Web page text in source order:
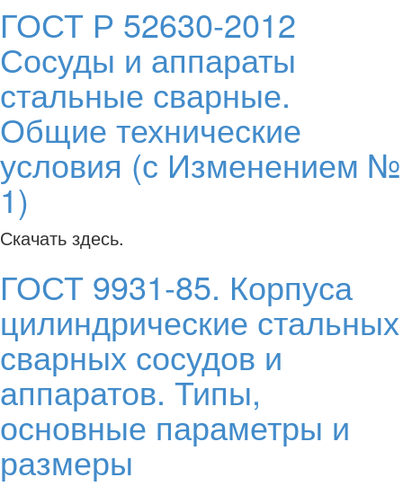
ГОСТ Р 52630-2012
Сосуды и аппараты
стальные сварные.
Общие технические
условия (с Изменением №
1)
Скачать здесь.
ГОСТ 9931-85. Корпуса
цилиндрические стальных
сварных сосудов и
аппаратов. Типы,
основные параметры и
размеры